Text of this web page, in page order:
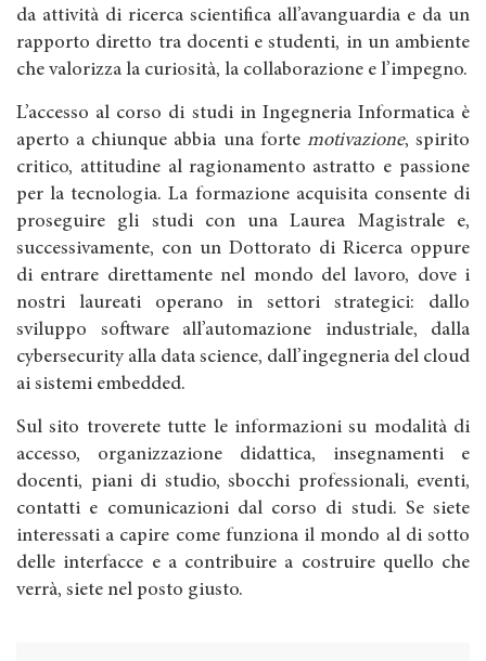
da attività di ricerca scientifica all’avanguardia e da un
rapporto diretto tra docenti e studenti, in un ambiente
che valorizza la curiosità, la collaborazione e l’impegno.
L’accesso al corso di studi in Ingegneria Informatica è
aperto a chiunque abbia una forte motivazione, spirito
critico, attitudine al ragionamento astratto e passione
per la tecnologia. La formazione acquisita consente di
proseguire gli studi con una Laurea Magistrale e,
successivamente, con un Dottorato di Ricerca oppure
di entrare direttamente nel mondo del lavoro, dove i
nostri laureati operano in settori strategici: dallo
sviluppo software all’automazione industriale, dalla
cybersecurity alla data science, dall’ingegneria del cloud
ai sistemi embedded.
Sul sito troverete tutte le informazioni su modalità di
accesso, organizzazione didattica, insegnamenti e
docenti, piani di studio, sbocchi professionali, eventi,
contatti e comunicazioni dal corso di studi. Se siete
interessati a capire come funziona il mondo al di sotto
delle interfacce e a contribuire a costruire quello che
verrà, siete nel posto giusto.